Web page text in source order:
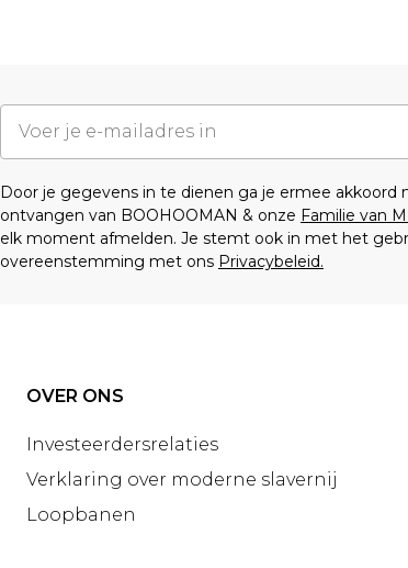
Door je gegevens in te dienen ga je ermee
ontvangen van BOOHOOMAN & onze Familie van
elk moment afmelden. Je stemt ook in met het
overeenstemming met ons Privacybeleid.
OVER ONS
Investeerdersrelaties
Verklaring over moderne slavernij
Loopbanen